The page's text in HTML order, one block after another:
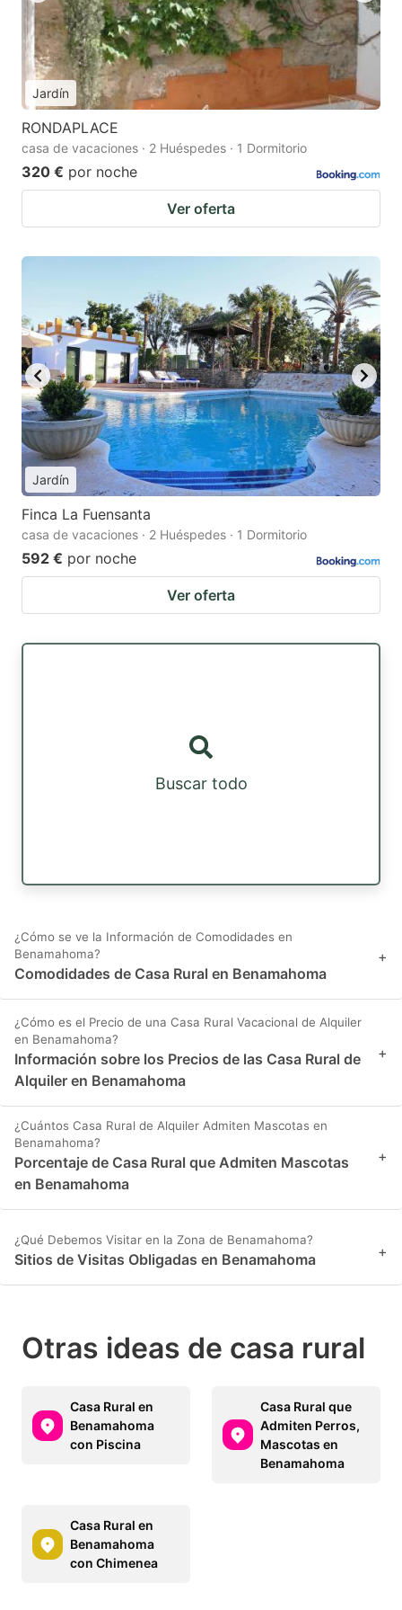
Jardín
RONDAPLACE
casa de vacaciones · 2 Huéspedes · 1 Dormitorio
320 € por noche
Ver oferta
Jardín
Finca La Fuensanta
casa de vacaciones · 2 Huéspedes · 1 Dormitorio
592 € por noche
Ver oferta
Buscar todo
¿Cómo se ve la Información de Comodidades en
Benamahoma?
Comodidades de Casa Rural en Benamahoma
+
¿Cómo es el Precio de una Casa Rural Vacacional de Alquiler
en Benamahoma?
Información sobre los Precios de las Casa Rural de
Alquiler en Benamahoma
+
¿Cuántos Casa Rural de Alquiler Admiten Mascotas en
Benamahoma?
Porcentaje de Casa Rural que Admiten Mascotas
en Benamahoma
+
¿Qué Debemos Visitar en la Zona de Benamahoma?
Sitios de Visitas Obligadas en Benamahoma +
Otras ideas de casa rural
Casa Rural en
Benamahoma
con Piscina
Casa Rural que
Admiten Perros,
Mascotas en
Benamahoma
Casa Rural en
Benamahoma
con Chimenea